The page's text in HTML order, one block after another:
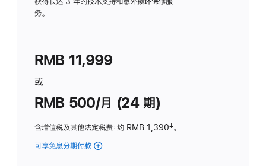
务。
RMB 11,999
或
RMB 500/月 (24 期)
含增值税及其他法定税费：约 RMB 1,390脚
‡。
可享免息分期付款 (Studio